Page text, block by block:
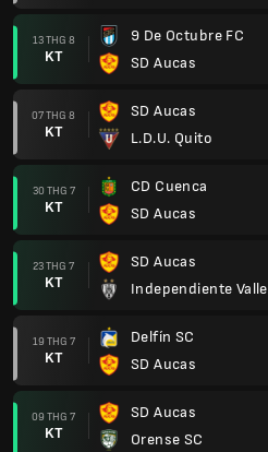
13 THG 8
KT
9 De Octubre FC
SD Aucas
07 THG 8
KT
SD Aucas
L.D.U. Quito
30 THG 7
KT
CD Cuenca
SD Aucas
23 THG 7
KT
SD Aucas
Independiente Valle
19 THG 7
KT
Delfín SC
SD Aucas
09 THG 7
KT
SD Aucas
Orense SC